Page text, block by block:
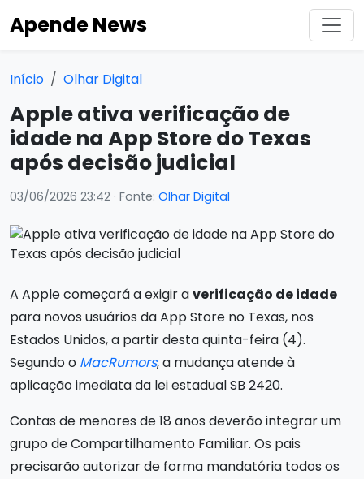
Apende News
Início Olhar Digital
Apple ativa verificação de
idade na App Store do Texas
após decisão judicial
03/06/2026 23:42 · Fonte: Olhar Digital
A Apple começará a exigir averificação de idade
para novos usuários da App Store no Texas, nos
Estados Unidos, a partir desta quinta-feira (4).
Segundo o MacRumors, a mudança atende à
aplicação imediata da lei estadual SB 2420.
Contas de menores de 18 anos deverão integrar um
grupo de Compartilhamento Familiar. Os pais
precisarão autorizar de forma mandatória todos os